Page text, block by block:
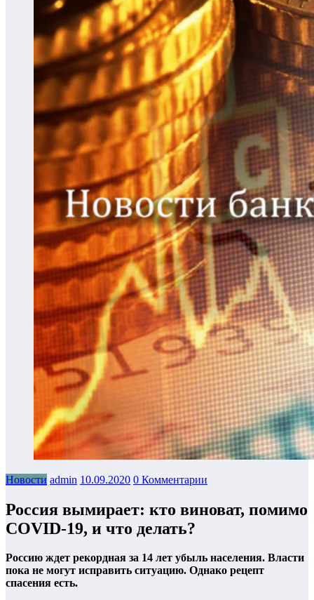
Новости admin 10.09.2020 0 Комментарии
Россия вымирает: кто виноват, помимо
COVID-19, и что делать?
Россию ждет рекордная за 14 лет убыль населения. Власти
пока не могут исправить ситуацию. Однако рецепт
спасения есть.